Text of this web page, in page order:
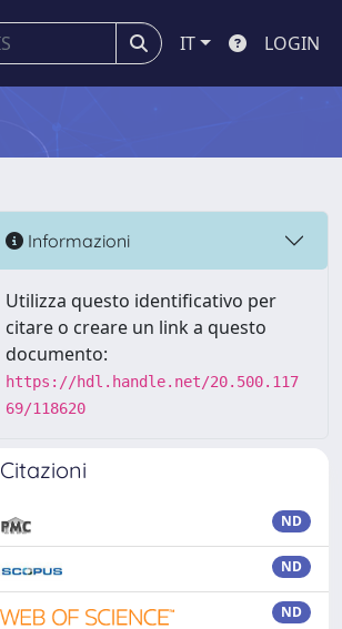
IT LOGIN
Informazioni
Utilizza questo identificativo per
citare o creare un link a questo
documento:
https://hdl.handle.net/20.500.117
69/118620
Citazioni
ND
ND
ND